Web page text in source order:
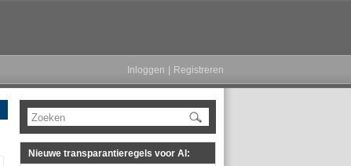
Inloggen Registreren
Zoeken
Nieuwe transparantieregels voor AI: